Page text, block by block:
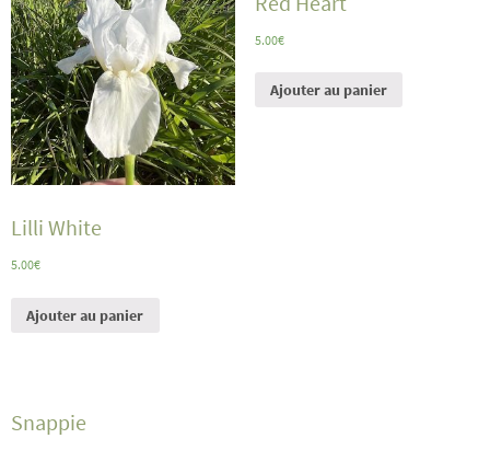
Lilli White
5.00€
Ajouter au panier
5.00€
Ajouter au panier
Snappie